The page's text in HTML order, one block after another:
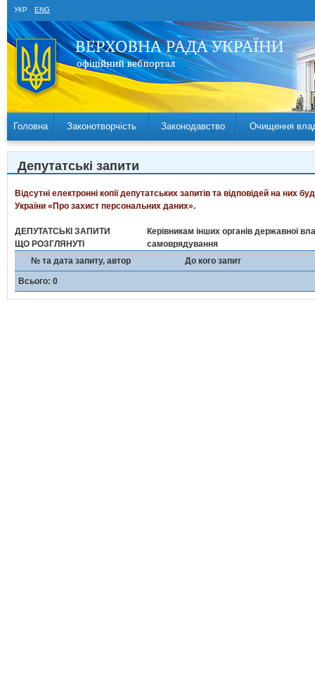
УКР ENG
Головна Законотворчість Законодавство Очищення
Депутатські запити
Відсутні електронні копії депутатських запитів та відповідей на
України «Про захист персональних даних».
ДЕПУТАТСЬКІ ЗАПИТИ
ЩО РОЗГЛЯНУТІ
Керівникам інших органів державної
самоврядування
№ та дата запиту, автор
До кого запит
Всього: 0